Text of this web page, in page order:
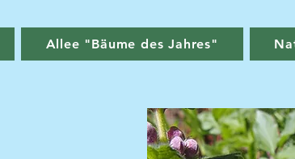
Allee "Bäume des Jahres"